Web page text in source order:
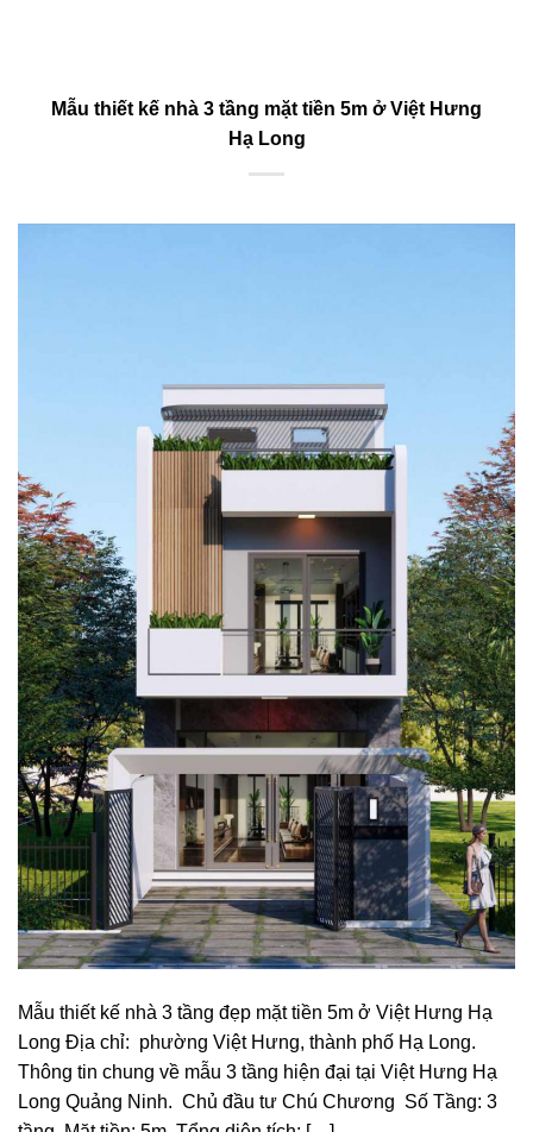
Mẫu thiết kế nhà 3 tầng mặt tiền 5m ở Việt Hưng
Hạ Long
Mẫu thiết kế nhà 3 tầng đẹp mặt tiền 5m ở Việt Hưng Hạ
Long Địa chỉ: phường Việt Hưng, thành phố Hạ Long.
Thông tin chung về mẫu 3 tầng hiện đại tại Việt Hưng Hạ
Long Quảng Ninh. Chủ đầu tư Chú Chương Số Tầng: 3